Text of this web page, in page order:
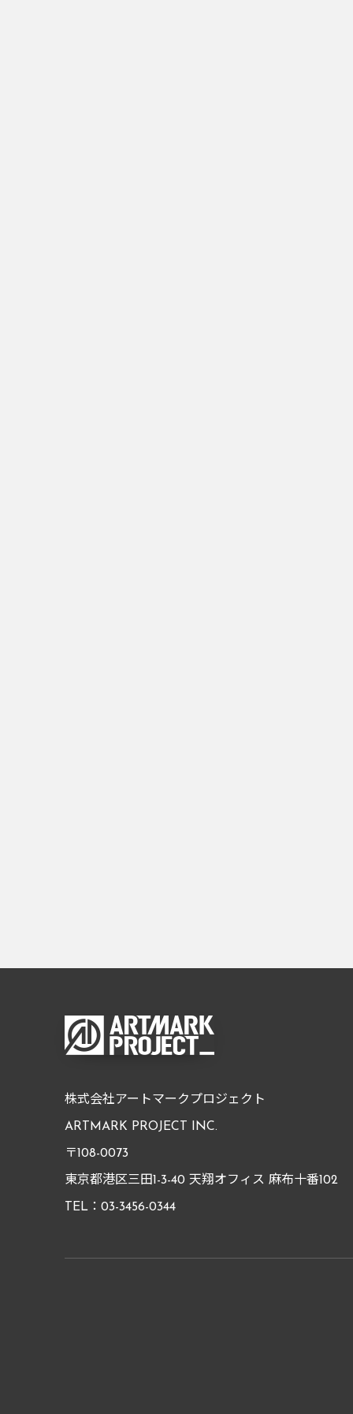
株式会社アートマークプロジェクト
ARTMARK PROJECT INC.
〒108-0073
東京都港区三田1-3-40 天翔オフィス 麻布十番102
TEL：03-3456-0344